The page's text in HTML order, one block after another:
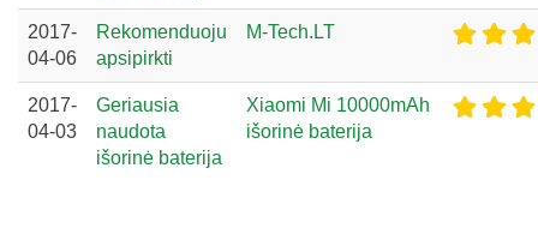
2017-
04-06
Rekomenduoju
apsipirkti
M-Tech.LT
2017-
04-03
Geriausia
naudota
išorinė baterija
Xiaomi Mi 10000mAh
išorinė baterija